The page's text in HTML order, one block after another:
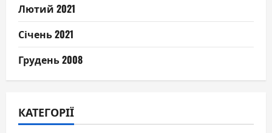
Лютий 2021
Січень 2021
Грудень 2008
КАТЕГОРІЇ